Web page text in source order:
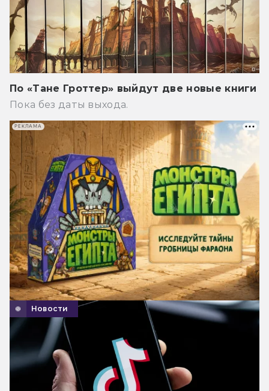
По «Тане Гроттер» выйдут две новые книги
Пока без даты выхода.
Новости
РЕКЛАМА